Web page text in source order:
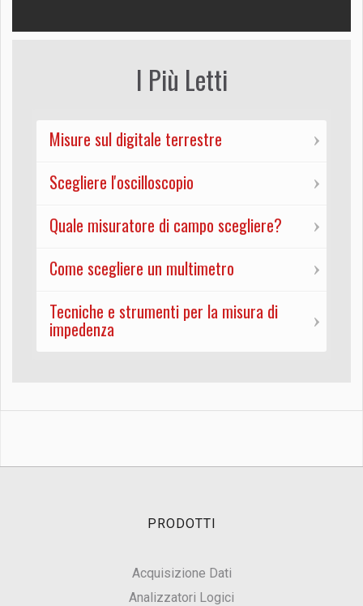
I Più Letti
Misure sul digitale terrestre
Scegliere l'oscilloscopio
Quale misuratore di campo scegliere?
Come scegliere un multimetro
Tecniche e strumenti per la misura di
impedenza
PRODOTTI
Acquisizione Dati
Analizzatori Logici